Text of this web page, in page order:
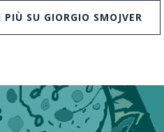
PIÙ SU GIORGIO SMOJVER